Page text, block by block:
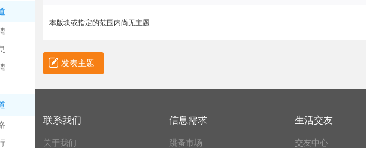
信
本版块或指定的范围内尚无主题
发表主题
联系我们
关于我们
信息需求
跳蚤市场
生活交友
交友中心